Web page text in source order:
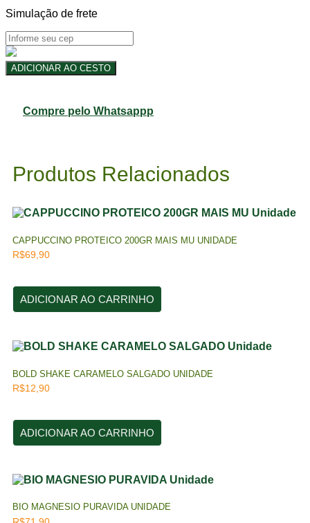
Simulação de frete
AROMATIZADOR
CUIA
quantidade
ADICIONAR AO CESTO
Compre pelo Whatsappp
Produtos Relacionados
CAPPUCCINO PROTEICO 200GR MAIS MU UNIDADE
R$69,90
ADICIONAR AO CARRINHO
BOLD SHAKE CARAMELO SALGADO UNIDADE
R$12,90
ADICIONAR AO CARRINHO
BIO MAGNESIO PURAVIDA UNIDADE